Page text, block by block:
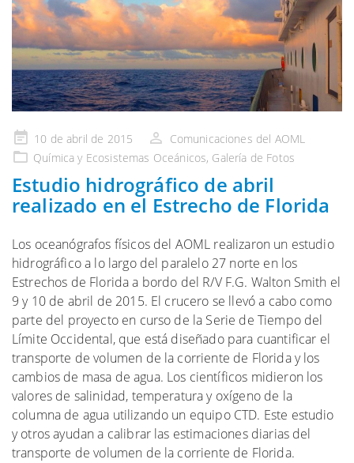
Publicado
en
10 de abril de 2015
Comunicaciones del AOML
Química y Ecosistemas Oceánicos, Galería de Fotos
Estudio hidrográfico de abril
realizado en el Estrecho de Florida
Los oceanógrafos físicos del AOML realizaron un estudio
hidrográfico a lo largo del paralelo 27 norte en los
Estrechos de Florida a bordo del R/V F.G. Walton Smith el
9 y 10 de abril de 2015. El crucero se llevó a cabo como
parte del proyecto en curso de la Serie de Tiempo del
Límite Occidental, que está diseñado para cuantificar el
transporte de volumen de la corriente de Florida y los
cambios de masa de agua. Los científicos midieron los
valores de salinidad, temperatura y oxígeno de la
columna de agua utilizando un equipo CTD. Este estudio
y otros ayudan a calibrar las estimaciones diarias del
transporte de volumen de la corriente de Florida.